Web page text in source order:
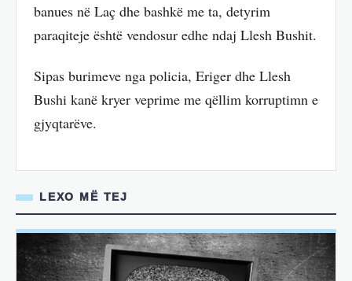
banues në Laç dhe bashkë me ta, detyrim
paraqiteje është vendosur edhe ndaj Llesh Bushit.
Sipas burimeve nga policia, Eriger dhe Llesh
Bushi kanë kryer veprime me qëllim korruptimn e
gjyqtarëve.
LEXO MË TEJ